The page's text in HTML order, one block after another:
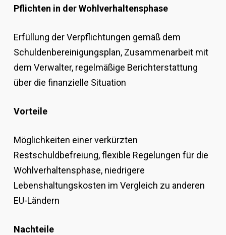
Pflichten in der Wohlverhaltensphase
Erfüllung der Verpflichtungen gemäß dem
Schuldenbereinigungsplan, Zusammenarbeit mit
dem Verwalter, regelmäßige Berichterstattung
über die finanzielle Situation
Vorteile
Möglichkeiten einer verkürzten
Restschuldbefreiung, flexible Regelungen für die
Wohlverhaltensphase, niedrigere
Lebenshaltungskosten im Vergleich zu anderen
EU-Ländern
Nachteile